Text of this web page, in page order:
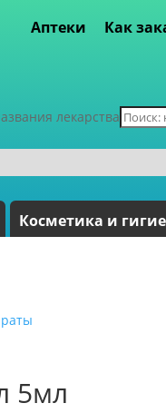
Аптеки Как
лекарства
Косметика и
5мл